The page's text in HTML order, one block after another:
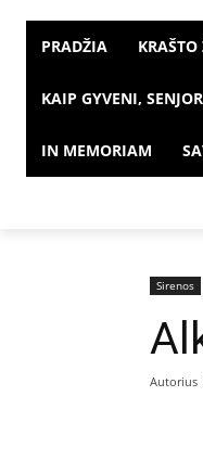
PRADŽIA
KAIP GYVENI,
IN MEMORIAM
Sirenos
Autorius